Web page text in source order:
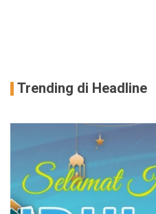
Trending di Headline